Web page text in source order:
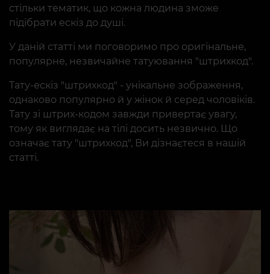
стільки тематик, що кожна людина зможе
підібрати ескіз до душі.
У даній статті ми поговоримо про оригінальне,
популярне, незвичайне татуювання "штрихкод".
Тату-ескіз "штрихкод" - унікальне зображення,
однаково популярно й у жінок й серед чоловіків.
Тату зі штрих-кодом завжди привертає увагу,
тому як виглядає на тілі досить незвично. Що
означає тату "штрихкод", Ви дізнаєтеся в нашій
статті.